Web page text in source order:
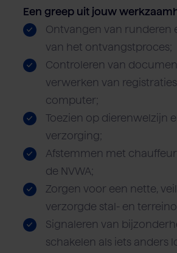
Een greep uit jouw
Ontvangen van runderen
van het ontvangstproces;
Controleren van
verwerken van
computer;
Toezien op dierenwelzijn
verzorging;
Afstemmen met
de NVWA;
Zorgen voor een nette,
verzorgde stal- en
Signaleren van
schakelen als iets anders